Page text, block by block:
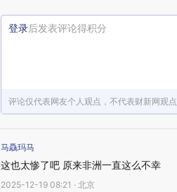
登录后发表评论得积分
评论仅代表网友个人观点，不代表财新网观点
马驫玛马
这也太惨了吧 原来非洲一直这么不幸
2025-12-19 08:21 · 北京